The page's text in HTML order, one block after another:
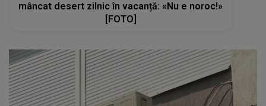
mâncat desert zilnic în vacanță: «Nu e noroc!»
[FOTO]